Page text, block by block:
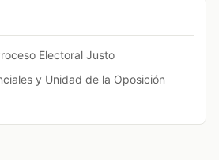
Electoral Justo
y Unidad de la Oposición